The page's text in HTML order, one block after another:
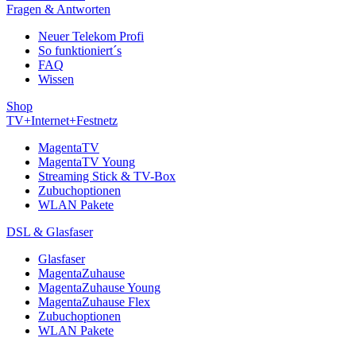
Fragen & Antworten
Neuer Telekom Profi
So funktioniert´s
FAQ
Wissen
Shop
TV+Internet+Festnetz
MagentaTV
MagentaTV Young
Streaming Stick & TV-Box
Zubuchoptionen
WLAN Pakete
DSL & Glasfaser
Glasfaser
MagentaZuhause
MagentaZuhause Young
MagentaZuhause Flex
Zubuchoptionen
WLAN Pakete